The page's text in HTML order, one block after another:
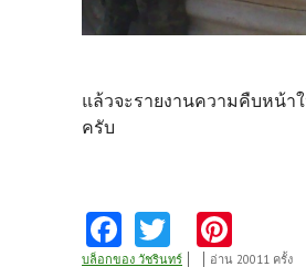
แล้วจะรายงานความคืบหน้า
ครับ
Fa
บล็อกของ วัชรินทร์ อ่าน 20011 ครั้ง